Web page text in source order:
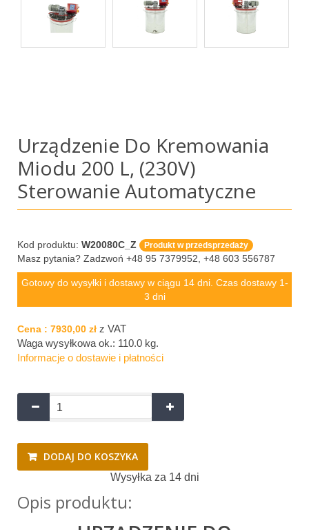
Urządzenie Do Kremowania
Miodu 200 L, (230V)
Sterowanie Automatyczne
Kod produktu: W20080C_Z Produkt w przedsprzedaży
Masz pytania? Zadzwoń +48 95 7379952, +48 603 556787
Gotowy do wysyłki i dostawy w ciągu 14 dni. Czas dostawy 1-
3 dni
Cena : 7930,00 zł z VAT
Waga wysyłkowa ok.: 110.0 kg.
Informacje o dostawie i płatności
DODAJ DO KOSZYKA
Wysyłka za 14 dni
Opis produktu: